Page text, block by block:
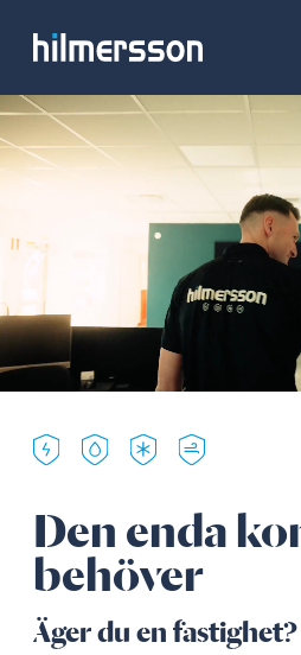
Den enda
behöver
Äger du en fastighet?